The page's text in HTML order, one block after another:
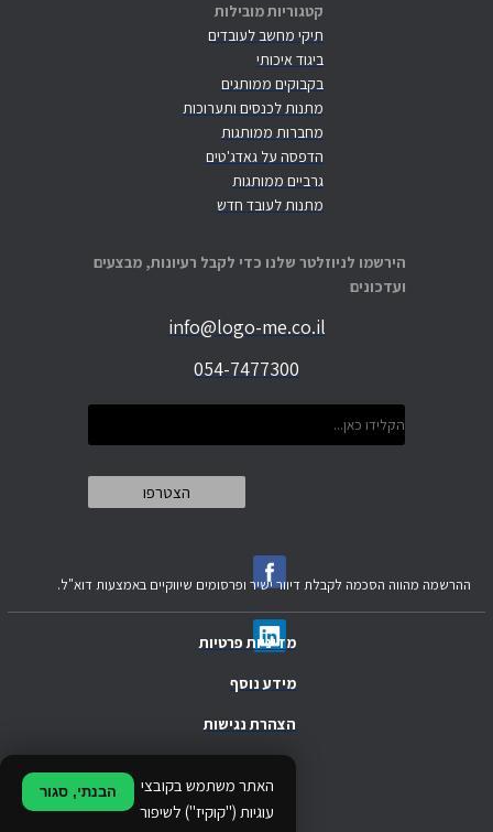
קטגוריות מובילות
תיקי מחשב לעובדים
ביגוד איכותי
בקבוקים ממותגים
מתנות לכנסים ותערוכות
מחברות ממותגות
הדפסה על גאדג'טים
גרביים ממותגות
מתנות לעובד חדש
הירשמו לניוזלטר שלנו כדי לקבל רעיונות, מבצעים
ועדכונים
info@logo-me.co.il
054-7477300
מדיניות פרטיות
האתר משתמש בקובצי
עוגיות ("קוקיז") לשיפור
הבנתי, סגור
מידע נוסף
הצהרת נגישות
ההרשמה מהווה הסכמה לקבלת דיוור ישיר ופרסומים שיווקיים באמצעות דוא"ל.